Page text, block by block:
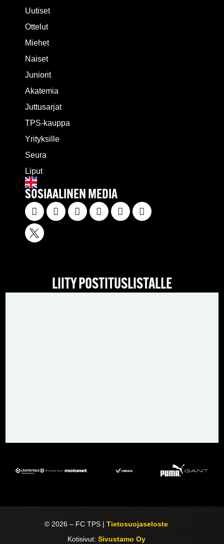
Uutiset
Ottelut
Miehet
Naiset
Juniorit
Akatemia
Juttusarjat
TPS-kauppa
Yrityksille
Seura
Liput
SOSIAALINEN MEDIA
LIITY POSTITUSLISTALLE
© 2026 – FC TPS |Tietosuojaseloste
Kotisivut: Sivustamo Oy